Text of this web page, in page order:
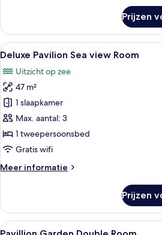
Pavilion
Room
Prijzen
Alle
foto's
voor
Deluxe
Pavilion
Sea
view
Room
Een
9
Deluxe Pavilion Sea view Room
Uitzicht op zee
47 m²
1 slaapkamer
Max. aantal: 3
1 tweepersoonsbed
Gratis wifi
Meer informatie
Meer
Pavilion
Sea
view
Prijzen
Alle
Een
8